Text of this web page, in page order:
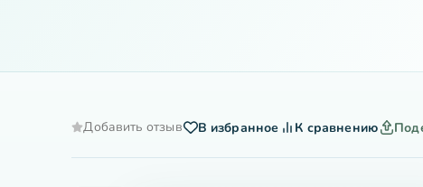
Добавить отзыв В избранное К сравнению